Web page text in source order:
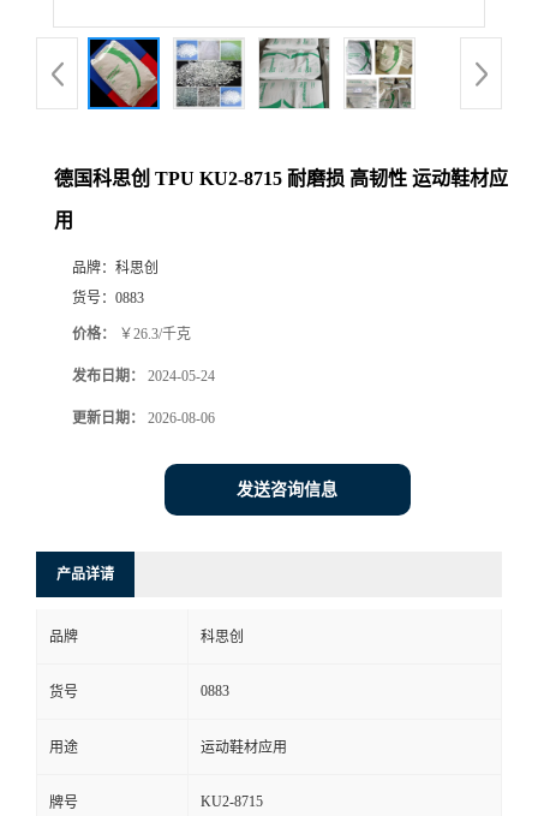
德国科思创 TPU KU2-8715 耐磨损 高韧性 运动鞋材应
用
品牌： 科思创
货号： 0883
价格： ￥26.3/千克
发布日期： 2024-05-24
更新日期： 2026-08-06
发送咨询信息
产品详请
品牌 科思创
货号 0883
用途 运动鞋材应用
牌号 KU2-8715